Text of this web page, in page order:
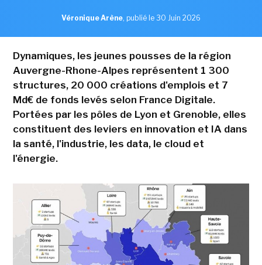
Véronique Arène, publié le 30 Juin 2026
Dynamiques, les jeunes pousses de la région
Auvergne-Rhone-Alpes représentent 1 300
structures, 20 000 créations d'emplois et 7
Md€ de fonds levés selon France Digitale.
Portées par les pôles de Lyon et Grenoble, elles
constituent des leviers en innovation et IA dans
la santé, l'industrie, les data, le cloud et
l'énergie.